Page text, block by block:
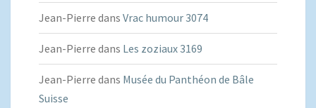
Jean-Pierre dans Vrac humour 3074
Jean-Pierre dans Les zoziaux 3169
Jean-Pierre dans Musée du Panthéon de Bâle
Suisse